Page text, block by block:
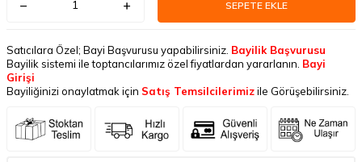
SEPETE EKLE
Satıcılara Özel; Bayi Başvurusu yapabilirsiniz. Bayilik Başvurusu
Bayilik sistemi ile toptancılarımız özel fiyatlardan yararlanın. Bayi
Girişi
Bayiliğinizi onaylatmak için Satış Temsilcilerimizile Görüşebilirsiniz.